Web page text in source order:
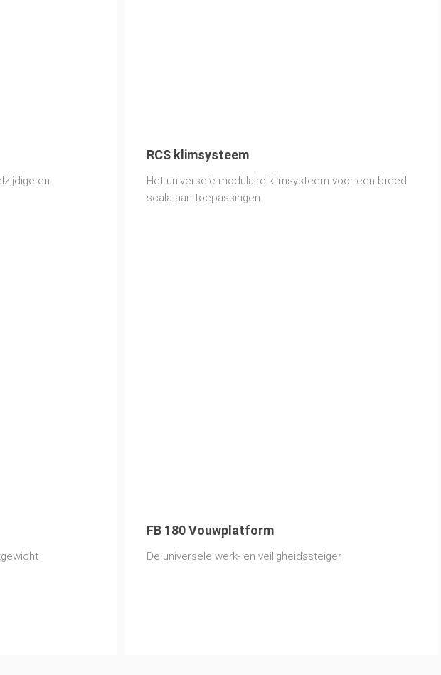
en
RCS klimsysteem
Het universele modulaire klimsysteem voor een breed
scala aan toepassingen
FB 180 Vouwplatform
De universele werk- en veiligheidssteiger